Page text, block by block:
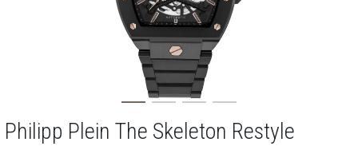
Philipp Plein The Skeleton Restyle